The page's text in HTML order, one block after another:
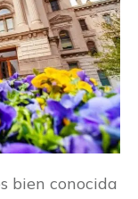
bien conocida